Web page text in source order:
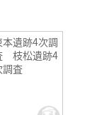
本遺跡4次調
枝松遺跡4
調査